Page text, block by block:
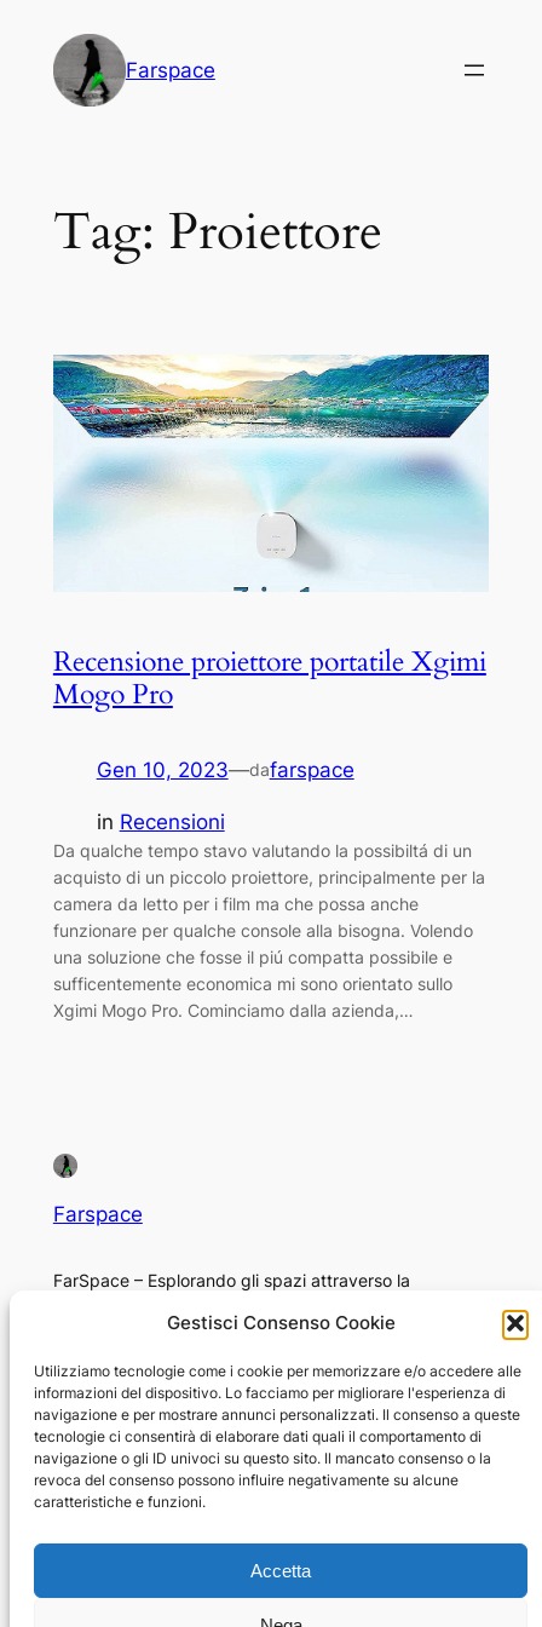
Gestisci Consenso Cookie
Utilizziamo tecnologie come i cookie per memorizzare e/o accedere alle
informazioni del dispositivo. Lo facciamo per migliorare l'esperienza di
navigazione e per mostrare annunci personalizzati. Il consenso a queste
tecnologie ci consentirà di elaborare dati quali il comportamento di
navigazione o gli ID univoci su questo sito. Il mancato consenso o la
revoca del consenso possono influire negativamente su alcune
caratteristiche e funzioni.
Accetta
contenuto
Farspace
Tag: Proiettore
Recensione proiettore portatile Xgimi
Mogo Pro
Gen 10, 2023—dafarspace
in Recensioni
Da qualche tempo stavo valutando la possibiltá di un
acquisto di un piccolo proiettore, principalmente per la
camera da letto per i film ma che possa anche
funzionare per qualche console alla bisogna. Volendo
una soluzione che fosse il piú compatta possibile e
sufficentemente economica mi sono orientato sullo
Xgimi Mogo Pro. Cominciamo dalla azienda,…
Farspace
FarSpace – Esplorando gli spazi attraverso la
Chi sono
Niccolò Corvini
Opportunità di lavoro
Star-Citizen Italia
Privacy
Privacy Policy
Termini e condizioni
Contattaci
Tutti i contenuti di questo sito web, incluse immagini,